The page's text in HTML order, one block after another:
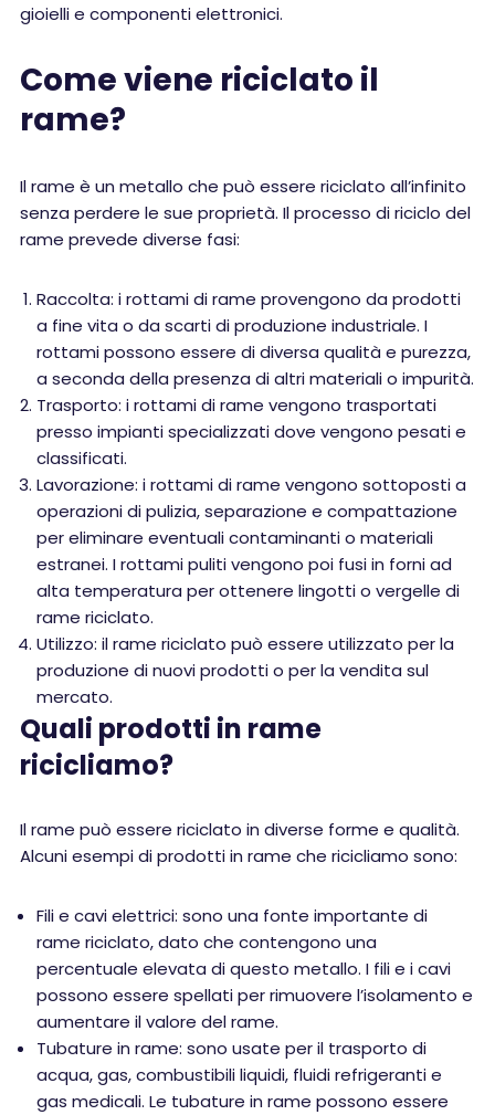
gioielli e componenti elettronici.
Come viene riciclato il
rame?
Il rame è un metallo che può essere riciclato all’infinito
senza perdere le sue proprietà. Il processo di riciclo del
rame prevede diverse fasi:
Raccolta: i rottami di rame provengono da prodotti
a fine vita o da scarti di produzione industriale. I
rottami possono essere di diversa qualità e purezza,
a seconda della presenza di altri materiali o impurità.
Trasporto: i rottami di rame vengono trasportati
presso impianti specializzati dove vengono pesati e
classificati.
Lavorazione: i rottami di rame vengono sottoposti a
operazioni di pulizia, separazione e compattazione
per eliminare eventuali contaminanti o materiali
estranei. I rottami puliti vengono poi fusi in forni ad
alta temperatura per ottenere lingotti o vergelle di
rame riciclato.
Utilizzo: il rame riciclato può essere utilizzato per la
produzione di nuovi prodotti o per la vendita sul
mercato.
Quali prodotti in rame
ricicliamo?
Il rame può essere riciclato in diverse forme e qualità.
Alcuni esempi di prodotti in rame che ricicliamo sono:
Fili e cavi elettrici: sono una fonte importante di
rame riciclato, dato che contengono una
percentuale elevata di questo metallo. I fili e i cavi
possono essere spellati per rimuovere l’isolamento e
aumentare il valore del rame.
Tubature in rame: sono usate per il trasporto di
acqua, gas, combustibili liquidi, fluidi refrigeranti e
gas medicali. Le tubature in rame possono essere